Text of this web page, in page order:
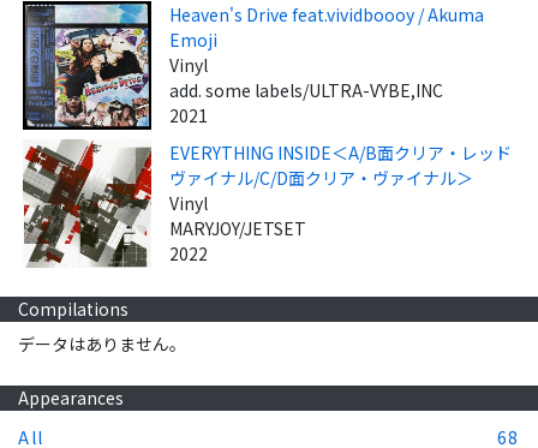
Heaven's Drive feat.vividboooy / Akuma
Emoji
Vinyl
add. some labels/ULTRA-VYBE,INC
2021
EVERYTHING INSIDE＜A/B面クリア・レッド
ヴァイナル/C/D面クリア・ヴァイナル＞
Vinyl
MARYJOY/JETSET
2022
Compilations
データはありません。
Appearances
All
68